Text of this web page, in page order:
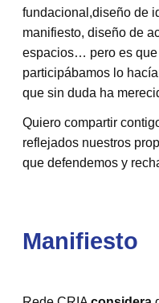
fundacional,diseño de
manifiesto, diseño de
espacios… pero es
participábamos lo
que sin duda ha
Quiero compartir
reflejados nuestros
que defendemos y
Manifiesto